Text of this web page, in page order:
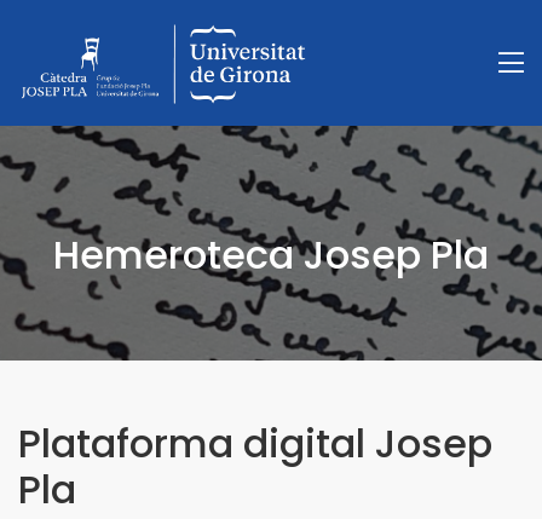
Hemeroteca Josep Pla
Plataforma digital Josep
Pla